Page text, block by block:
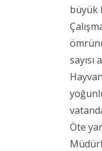
büyük
Öte